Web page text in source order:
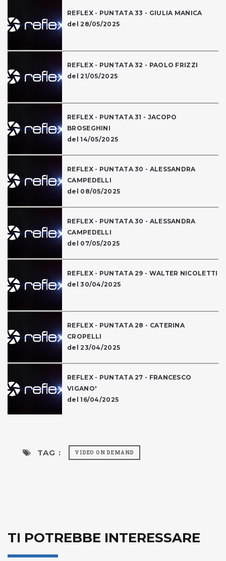
REFLEX - PUNTATA 33 - GIULIA MANICA
del 28/05/2025
REFLEX - PUNTATA 32 - PAOLO FRIZZI
del 21/05/2025
REFLEX - PUNTATA 31 - JACOPO
BROSEGHINI
del 14/05/2025
REFLEX - PUNTATA 30 - ALESSANDRA
CAMPEDELLI
del 08/05/2025
REFLEX - PUNTATA 30 - ALESSANDRA
CAMPEDELLI
del 07/05/2025
REFLEX - PUNTATA 29 - WALTER NICOLETTI
del 30/04/2025
REFLEX - PUNTATA 28 - CATERINA
CROPELLI
del 23/04/2025
REFLEX - PUNTATA 27 - FRANCESCO
VIGANO'
del 16/04/2025
TAG : VIDEO ON DEMAND
TI POTREBBE INTERESSARE